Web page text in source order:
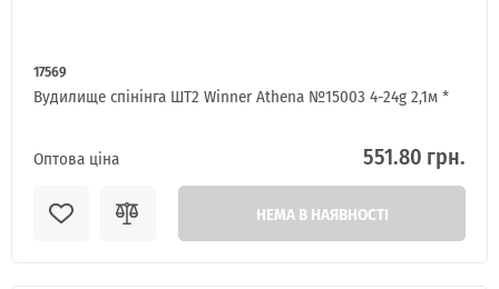
17569
Вудилище спінінга ШТ2 Winner Athena №15003 4-24g 2,1м *
Оптова ціна 551.80 грн.
НЕМА В НАЯВНОСТІ